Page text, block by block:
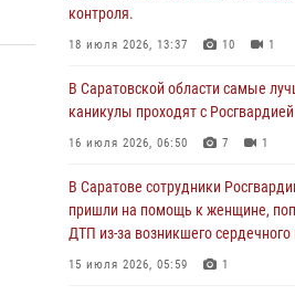
В Саратовской области самые
16 июля 2026, 06:50 7 1
В Саратове сотрудники
ДТП из-за возникшего сердечного
15 июля 2026, 05:59 1
В Саратове продолжается
контроля.
18 июля 2026, 13:37 10 1
В Саратовской области самые
каникулы проходят с Росгвардией
16 июля 2026, 06:50 7 1
В Саратове сотрудники
пришли на помощь к женщине,
ДТП из-за возникшего сердечного
15 июля 2026, 05:59 1